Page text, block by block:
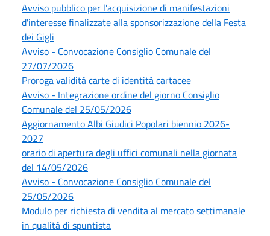
Avviso pubblico per l'acquisizione di manifestazioni
d'interesse finalizzate alla sponsorizzazione della Festa
dei Gigli
Avviso - Convocazione Consiglio Comunale del
27/07/2026
Proroga validità carte di identità cartacee
Avviso - Integrazione ordine del giorno Consiglio
Comunale del 25/05/2026
Aggiornamento Albi Giudici Popolari biennio 2026-
2027
orario di apertura degli uffici comunali nella giornata
del 14/05/2026
Avviso - Convocazione Consiglio Comunale del
25/05/2026
Modulo per richiesta di vendita al mercato settimanale
in qualità di spuntista